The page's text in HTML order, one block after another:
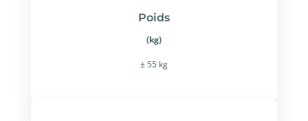
Poids
(kg)
± 55 kg